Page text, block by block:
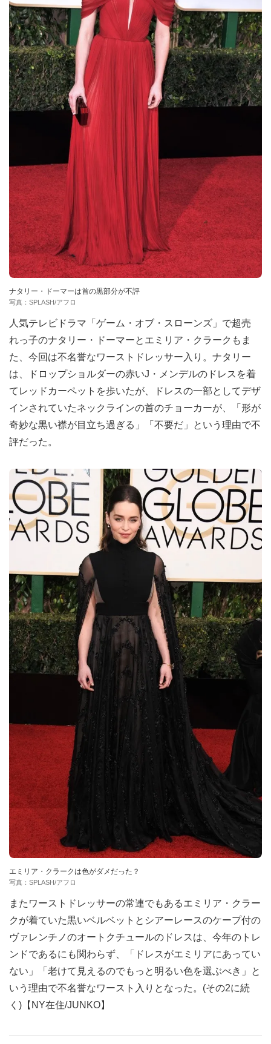
ナタリー・ドーマーは首の黒部分が不評
写真：SPLASH/アフロ
人気テレビドラマ「ゲーム・オブ・スローンズ」で超売
れっ子のナタリー・ドーマーとエミリア・クラークもま
た、今回は不名誉なワーストドレッサー入り。ナタリー
は、ドロップショルダーの赤いJ・メンデルのドレスを着
てレッドカーペットを歩いたが、ドレスの一部としてデザ
インされていたネックラインの首のチョーカーが、「形が
奇妙な黒い襟が目立ち過ぎる」「不要だ」という理由で不
評だった。
エミリア・クラークは色がダメだった？
写真：SPLASH/アフロ
またワーストドレッサーの常連でもあるエミリア・クラー
クが着ていた黒いベルベットとシアーレースのケープ付の
ヴァレンチノのオートクチュールのドレスは、今年のトレ
ンドであるにも関わらず、「ドレスがエミリアにあってい
ない」「老けて見えるのでもっと明るい色を選ぶべき」と
いう理由で不名誉なワースト入りとなった。(その2に続
く)【NY在住/JUNKO】